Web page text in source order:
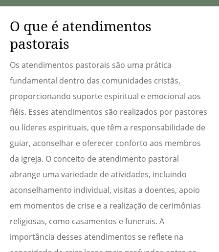
O que é atendimentos
pastorais
Os atendimentos pastorais são uma prática
fundamental dentro das comunidades cristãs,
proporcionando suporte espiritual e emocional aos
fiéis. Esses atendimentos são realizados por pastores
ou líderes espirituais, que têm a responsabilidade de
guiar, aconselhar e oferecer conforto aos membros
da igreja. O conceito de atendimento pastoral
abrange uma variedade de atividades, incluindo
aconselhamento individual, visitas a doentes, apoio
em momentos de crise e a realização de cerimônias
religiosas, como casamentos e funerais. A
importância desses atendimentos se reflete na